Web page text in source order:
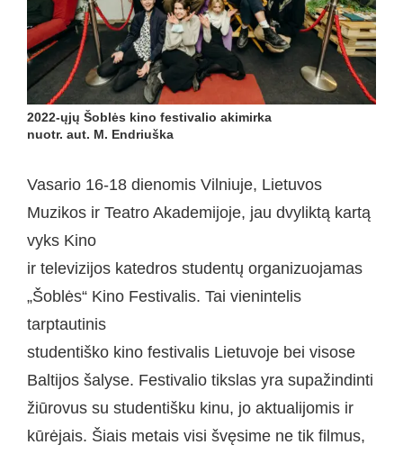
2022-ųjų Šoblės kino festivalio akimirka
nuotr. aut. M. Endriuška
Vasario 16-18 dienomis Vilniuje, Lietuvos
Muzikos ir Teatro Akademijoje, jau dvyliktą kartą
vyks Kino
ir televizijos katedros studentų organizuojamas
„Šoblės“ Kino Festivalis. Tai vienintelis
tarptautinis
studentiško kino festivalis Lietuvoje bei visose
Baltijos šalyse. Festivalio tikslas yra supažindinti
žiūrovus su studentišku kinu, jo aktualijomis ir
kūrėjais. Šiais metais visi švęsime ne tik filmus,